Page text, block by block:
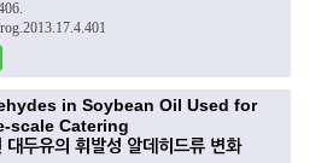
in Soybean Oil Used for
scale Catering
대두유의 휘발성 알데히드류 변화